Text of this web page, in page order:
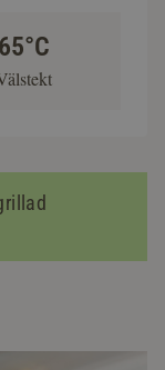
65°C